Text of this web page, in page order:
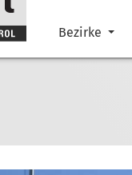
Bezirke